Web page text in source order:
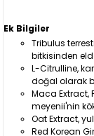
Ek Bilgiler
Tribulus
bitkisinden
L-Citrulline,
doğal olarak
Maca Extract,
meyenii'nin
Oat Extract,
Red Korean